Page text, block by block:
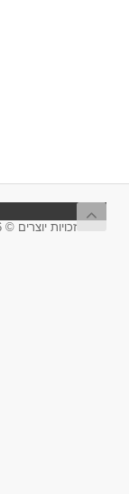
זכויות יוצרים © 2026 Interspace Tranzila כל הזכויות שמורות.